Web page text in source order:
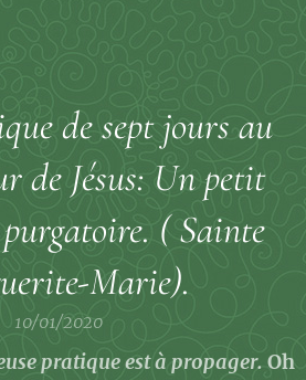
de sept jours au
de Jésus: Un petit
( Sainte
Marie).
10/01/2020
pratique est à propager. Oh